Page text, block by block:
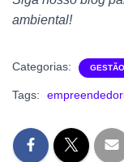
ambiental!
Categorias:
Tags: